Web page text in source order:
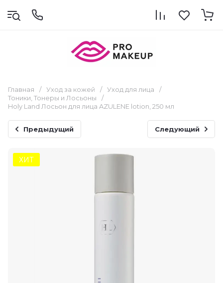
Главная / Уход за кожей / Уход для лица
/
Тоники, Тонеры и Лосьоны
/
Holy Land Лосьон для лица AZULENE lotion, 250 мл
Предыдущий Следующий
ХИТ